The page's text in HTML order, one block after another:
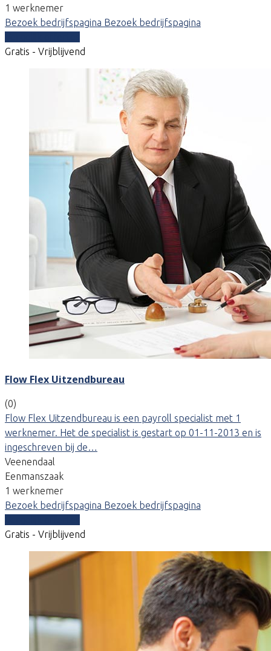
1 werknemer
Bezoek bedrijfspagina Bezoek bedrijfspagina
Gratis - Vrijblijvend
Flow Flex Uitzendbureau
(0)
Flow Flex Uitzendbureau is een payroll specialist met 1
werknemer. Het de specialist is gestart op 01-11-2013 en is
ingeschreven bij de…
Veenendaal
Eenmanszaak
1 werknemer
Bezoek bedrijfspagina Bezoek bedrijfspagina
Gratis - Vrijblijvend